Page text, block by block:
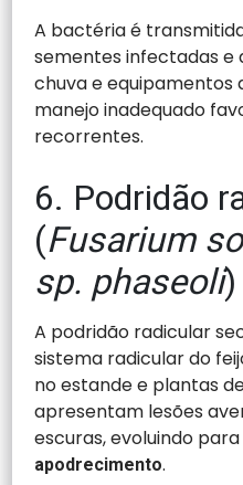
A bactéria é
sementes infectadas e
chuva e equipamentos
manejo inadequado
recorrentes.
6. Podridão
(Fusarium
sp. phaseoli)
A podridão radicular
sistema radicular do
no estande e plantas
apresentam lesões
escuras, evoluindo para
apodrecimento.